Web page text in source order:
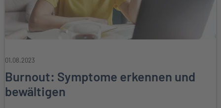
01.08.2023
Burnout: Symptome erkennen und
bewältigen